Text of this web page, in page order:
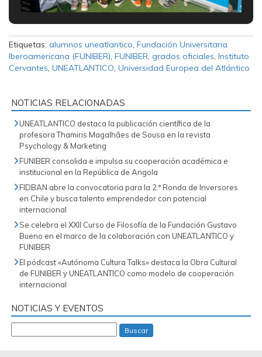
Etiquetas: alumnos uneatlantico, Fundación Universitaria
Iberoamericana (FUNIBER), FUNIBER, grados oficiales, Instituto
Cervantes, UNEATLANTICO, Universidad Europea del Atlántico
NOTICIAS RELACIONADAS
UNEATLANTICO destaca la publicación científica de la
profesora Thamiris Magalhães de Sousa en la revista
Psychology & Marketing
FUNIBER consolida e impulsa su cooperación académica e
institucional en la República de Angola
FIDBAN abre la convocatoria para la 2.ª Ronda de Inversores
en Chile y busca talento emprendedor con potencial
internacional
Se celebra el XXII Curso de Filosofía de la Fundación Gustavo
Bueno en el marco de la colaboración con UNEATLANTICO y
FUNIBER
El pódcast «Autónoma Cultura Talks» destaca la Obra Cultural
de FUNIBER y UNEATLANTICO como modelo de cooperación
internacional
NOTICIAS Y EVENTOS
Buscar